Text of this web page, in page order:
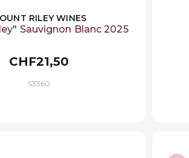
RILEY WINES
Sauvignon Blanc 2025
CHF21,50
S3360